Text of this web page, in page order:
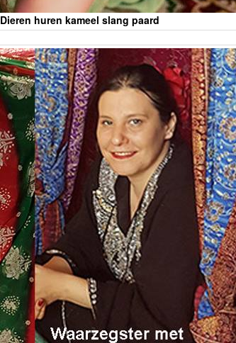
Dieren huren kameel slang paard